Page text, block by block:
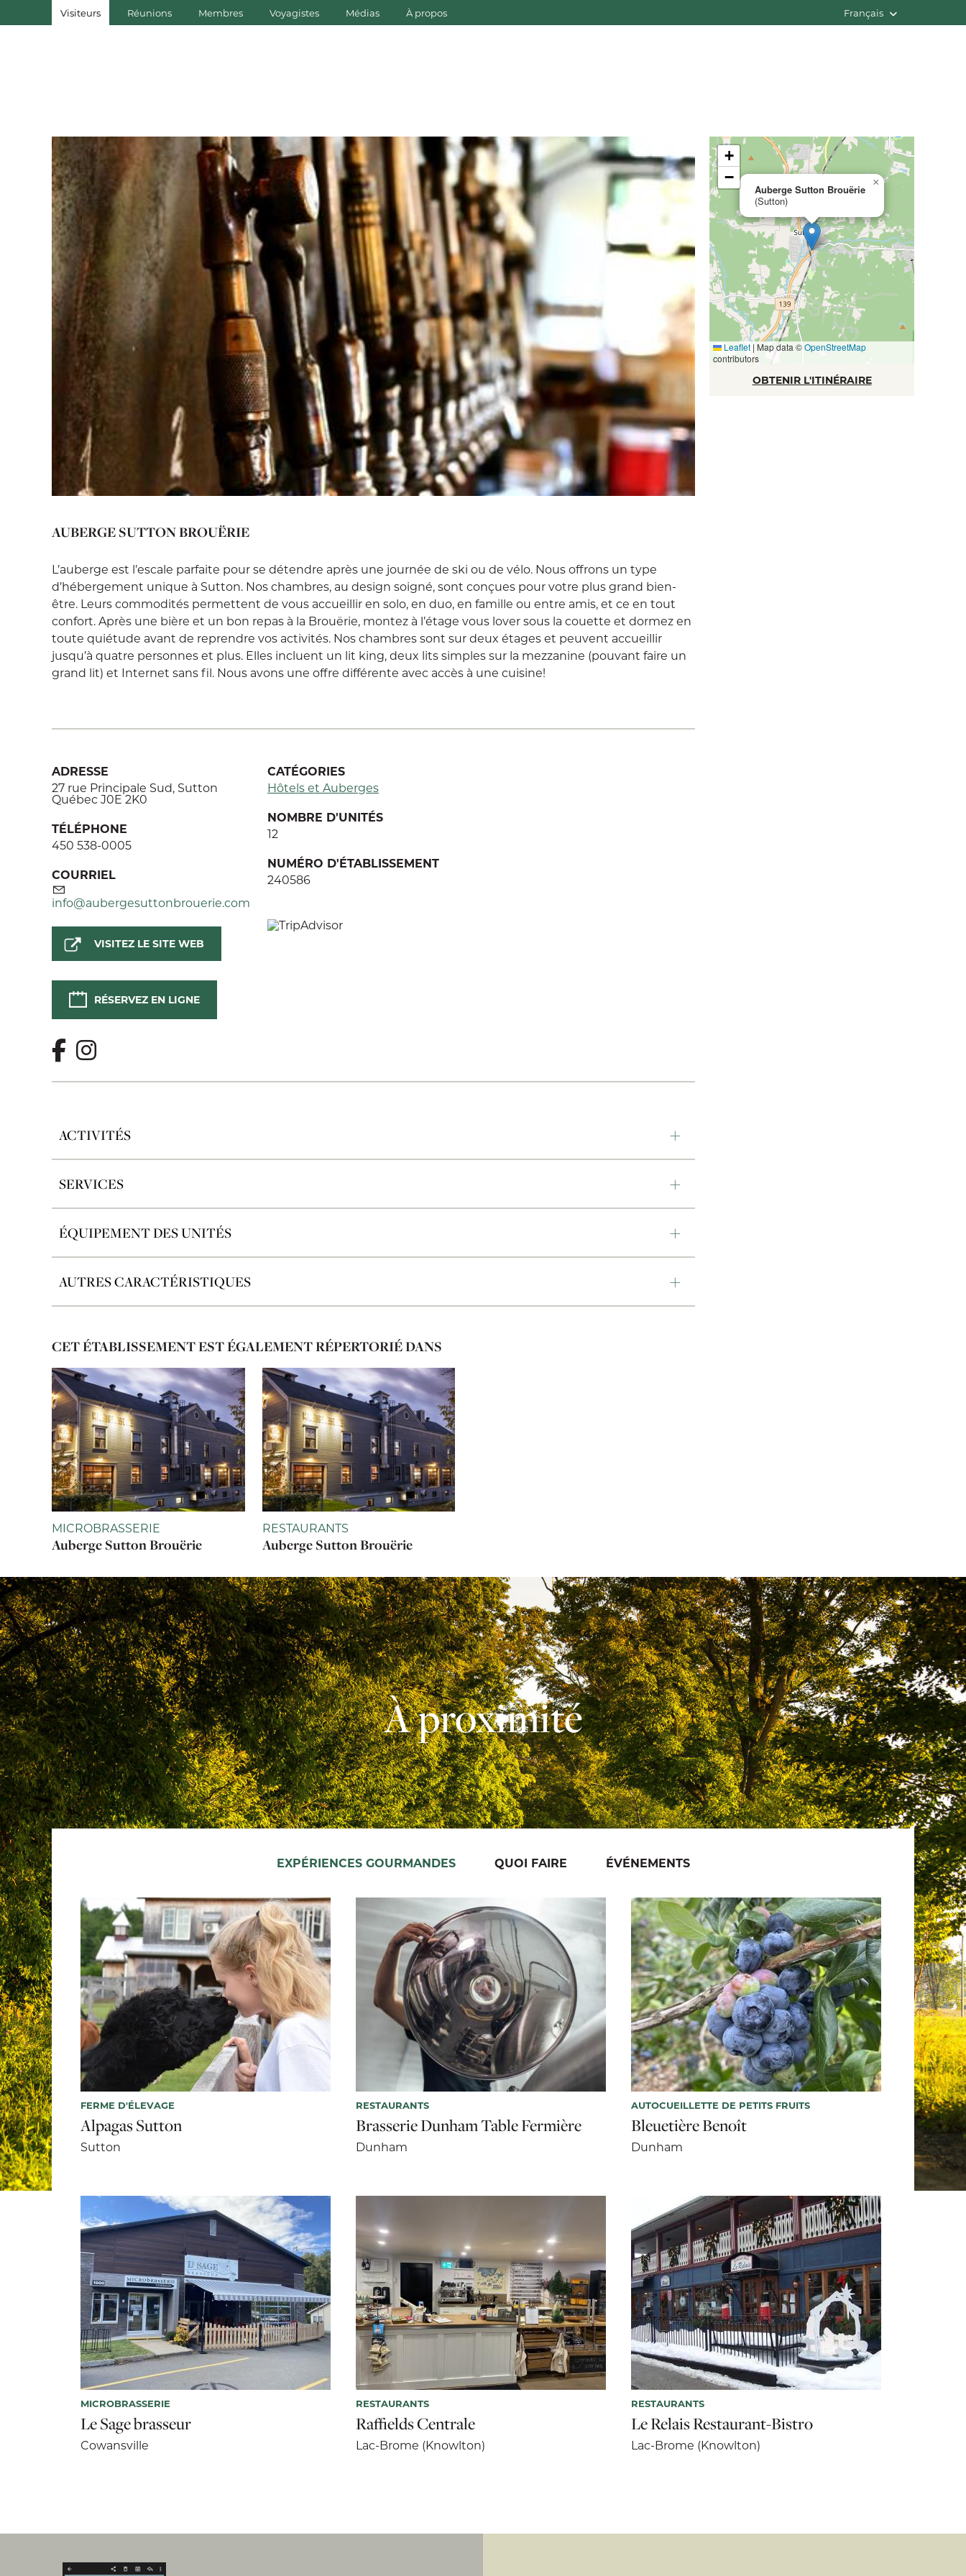
Visiteurs Réunions Membres Voyagistes Médias À propos Français
Auberge Sutton Brouërie
(Sutton)
×
+
−
Leaflet |Map data ©OpenStreetMap
contributors
OBTENIR L'ITINÉRAIRE
AUBERGE SUTTON BROUËRIE
L’auberge est l’escale parfaite pour se détendre après une journée de ski ou de vélo. Nous offrons un type
d’hébergement unique à Sutton. Nos chambres, au design soigné, sont conçues pour votre plus grand bien-
être. Leurs commodités permettent de vous accueillir en solo, en duo, en famille ou entre amis, et ce en tout
confort. Après une bière et un bon repas à la Brouërie, montez à l’étage vous lover sous la couette et dormez en
toute quiétude avant de reprendre vos activités. Nos chambres sont sur deux étages et peuvent accueillir
jusqu’à quatre personnes et plus. Elles incluent un lit king, deux lits simples sur la mezzanine (pouvant faire un
grand lit) et Internet sans fil. Nous avons une offre différente avec accès à une cuisine!
ADRESSE
27 rue Principale Sud, Sutton
Québec J0E 2K0
TÉLÉPHONE
450 538-0005
COURRIEL
info@aubergesuttonbrouerie.com
VISITEZ LE SITE WEB
RÉSERVEZ EN LIGNE
CATÉGORIES
Hôtels et Auberges
NOMBRE D'UNITÉS
12
NUMÉRO D'ÉTABLISSEMENT
240586
ACTIVITÉS
SERVICES
ÉQUIPEMENT DES UNITÉS
AUTRES CARACTÉRISTIQUES
CET ÉTABLISSEMENT EST ÉGALEMENT RÉPERTORIÉ DANS
MICROBRASSERIE
Auberge Sutton Brouërie
RESTAURANTS
Auberge Sutton Brouërie
À proximité
EXPÉRIENCES GOURMANDES QUOI FAIRE ÉVÉNEMENTS
FERME D'ÉLEVAGE
Alpagas Sutton
Sutton
RESTAURANTS
Brasserie Dunham Table Fermière
Dunham
AUTOCUEILLETTE DE PETITS FRUITS
Bleuetière Benoît
Dunham
MICROBRASSERIE
Le Sage brasseur
Cowansville
RESTAURANTS
Raffields Centrale
Lac-Brome (Knowlton)
RESTAURANTS
Le Relais Restaurant-Bistro
Lac-Brome (Knowlton)